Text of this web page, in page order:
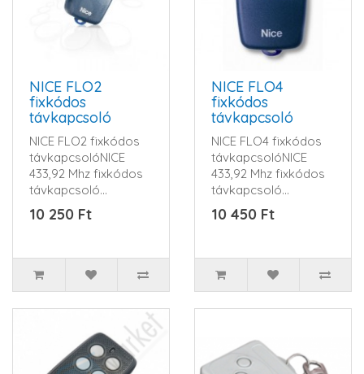
NICE FLO2
fixkódos
távkapcsoló
NICE FLO2 fixkódos
távkapcsolóNICE
433,92 Mhz fixkódos
távkapcsoló...
10 250 Ft
NICE FLO4
fixkódos
távkapcsoló
NICE FLO4 fixkódos
távkapcsolóNICE
433,92 Mhz fixkódos
távkapcsoló...
10 450 Ft